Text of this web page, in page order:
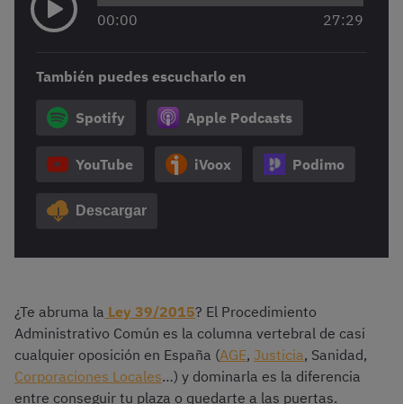
00:00 27:29
También puedes escucharlo en
Spotify Apple Podcasts
YouTube iVoox Podimo
Descargar
¿Te abruma la Ley 39/2015? El Procedimiento
Administrativo Común es la columna vertebral de casi
cualquier oposición en España (AGE, Justicia, Sanidad,
Corporaciones Locales…) y dominarla es la diferencia
entre conseguir tu plaza o quedarte a las puertas.